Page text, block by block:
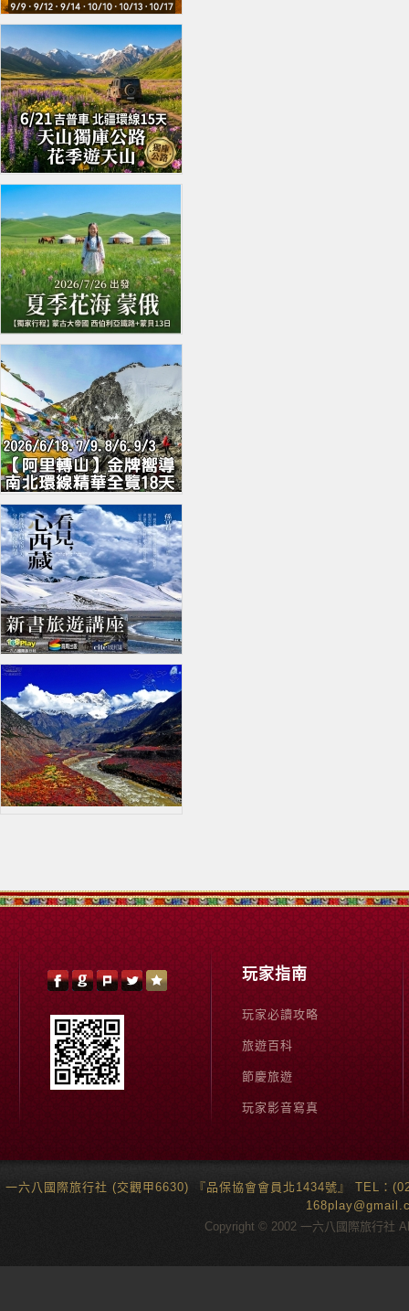
玩家指南
玩家必讀攻略
旅遊百科
節慶旅遊
玩家影音寫真
一六八國際旅行社 (交觀甲6630) 『品保協會會員北1434號』 TEL：
Copyright © 2002 一六八國際旅行社